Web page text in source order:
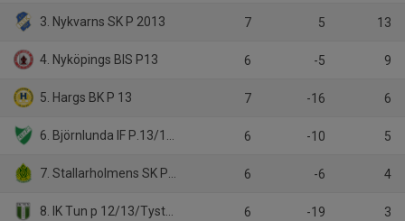
3. Nykvarns SK P 2013 7 5 13
4. Nyköpings BIS P13 6 -5 9
5. Hargs BK P 13 7 -16 6
6. Björnlunda IF P.13/14 År* 6 -10 5
7. Stallarholmens SK P12/13 6 -6 4
8. IK Tun p 12/13/Tystberga GIF 6 -19 3